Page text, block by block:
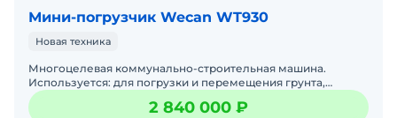
Мини-погрузчик Wecan WT930
Новая техника
Многоцелевая коммунально-строительная машина.
Используется: для погрузки и перемещения грунта,
сыпучих пород, кусковых материалов; планировки участков
местности
2 840 000 ₽